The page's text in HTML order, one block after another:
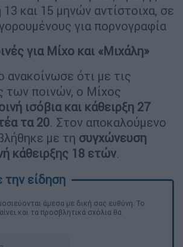
και 15 μηνών αντίστοιχα, σε
για πορνογραφία
για Μίχο και «Μιχάλη»
ανακοίνωσε ότι με τις
των ποινών, ο Μίχος
ισόβια και κάθειρξη 27
τα 20. Στον αποκαλούμενο
με τη συγχώνευση
κάθειρξης 18 ετών.
άμεσα με δική σας ευθύνη. Το
και τα προσβλητικά σχόλια θα